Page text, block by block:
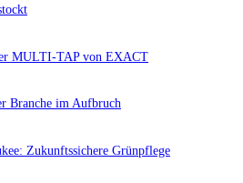
MULTI-TAP von EXACT
Branche im Aufbruch​
Zukunftssichere Grünpflege